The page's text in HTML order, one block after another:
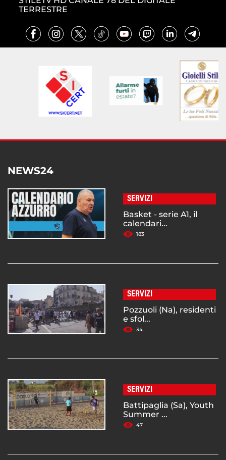
TERRESTRE
NEWS24
SERVIZI
Basket - serie A1, il
calendari...
183
SERVIZI
Pozzuoli (Na), residenti
e sfol...
34
SERVIZI
Battipaglia (Sa), Youth
Summer ...
47